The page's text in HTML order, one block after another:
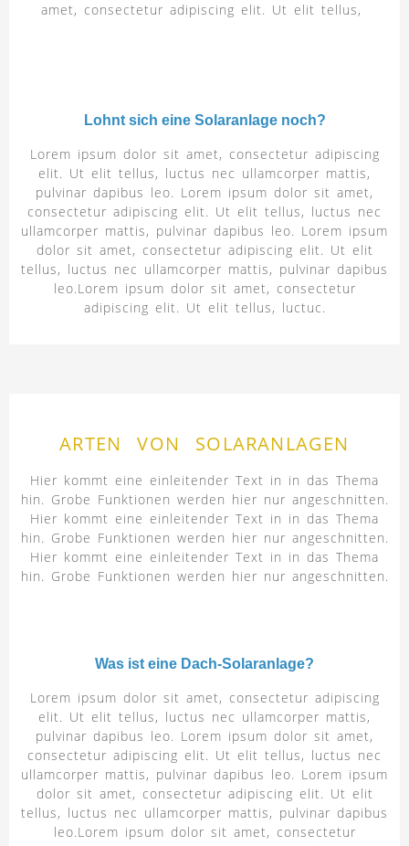
amet, consectetur adipiscing elit. Ut elit tellus,
Lohnt sich eine Solaranlage noch?
Lorem ipsum dolor sit amet, consectetur adipiscing
elit. Ut elit tellus, luctus nec ullamcorper mattis,
pulvinar dapibus leo. Lorem ipsum dolor sit amet,
consectetur adipiscing elit. Ut elit tellus, luctus nec
ullamcorper mattis, pulvinar dapibus leo. Lorem ipsum
dolor sit amet, consectetur adipiscing elit. Ut elit
tellus, luctus nec ullamcorper mattis, pulvinar dapibus
leo.Lorem ipsum dolor sit amet, consectetur
adipiscing elit. Ut elit tellus, luctuc.
ARTEN VON SOLARANLAGEN
Hier kommt eine einleitender Text in in das Thema
hin. Grobe Funktionen werden hier nur angeschnitten.
Hier kommt eine einleitender Text in in das Thema
hin. Grobe Funktionen werden hier nur angeschnitten.
Hier kommt eine einleitender Text in in das Thema
hin. Grobe Funktionen werden hier nur angeschnitten.
Was ist eine Dach-Solaranlage?
Lorem ipsum dolor sit amet, consectetur adipiscing
elit. Ut elit tellus, luctus nec ullamcorper mattis,
pulvinar dapibus leo. Lorem ipsum dolor sit amet,
consectetur adipiscing elit. Ut elit tellus, luctus nec
ullamcorper mattis, pulvinar dapibus leo. Lorem ipsum
dolor sit amet, consectetur adipiscing elit. Ut elit
tellus, luctus nec ullamcorper mattis, pulvinar dapibus
leo.Lorem ipsum dolor sit amet, consectetur